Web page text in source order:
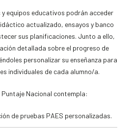
y equipos educativos podrán acceder
actualizado, ensayos y banco
sus planificaciones. Junto a ello,
detallada sobre el progreso de
personalizar su enseñanza para
individuales de cada alumno/a.
Nacional contempla:
de pruebas PAES personalizadas.